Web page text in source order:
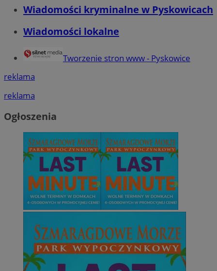
Wiadomości kryminalne w Pyskowicach
Wiadomości lokalne
Tworzenie stron www - Pyskowice
reklama
reklama
Ogłoszenia